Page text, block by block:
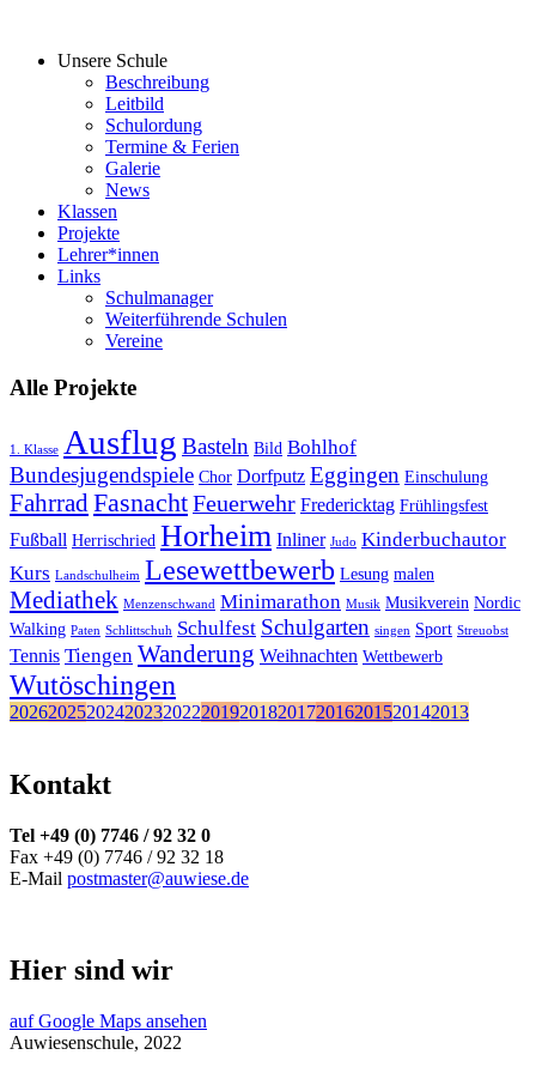
Unsere Schule
Beschreibung
Leitbild
Schulordung
Termine & Ferien
Galerie
News
Klassen
Projekte
Lehrer*innen
Links
Schulmanager
Weiterführende Schulen
Vereine
Alle Projekte
1. Klasse Ausflug Basteln Bild Bohlhof
Bundesjugendspiele Chor Dorfputz Eggingen Einschulung
FahrradFasnachtFeuerwehr Fredericktag Frühlingsfest
Fußball Herrischried Horheim Inliner Judo Kinderbuchautor
Kurs Landschulheim Lesewettbewerb Lesung malen
Mediathek Menzenschwand Minimarathon Musik Musikverein Nordic
Walking Paten Schlittschuh Schulfest Schulgarten singen Sport Streuobst
Tennis Tiengen Wanderung Weihnachten Wettbewerb
Wutöschingen
202620252024202320222019201820172016201520142013
Kontakt
Tel +49 (0) 7746 / 92 32 0
Fax +49 (0) 7746 / 92 32 18
E-Mail postmaster@auwiese.de
Hier sind wir
auf Google Maps ansehen
Auwiesenschule, 2022